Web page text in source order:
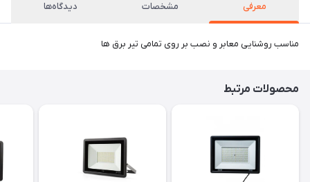
معرفی مشخصات دیدگاه‌ها
مناسب روشنایی معابر و نصب بر روی تمامی تیر برق ها
محصولات مرتبط